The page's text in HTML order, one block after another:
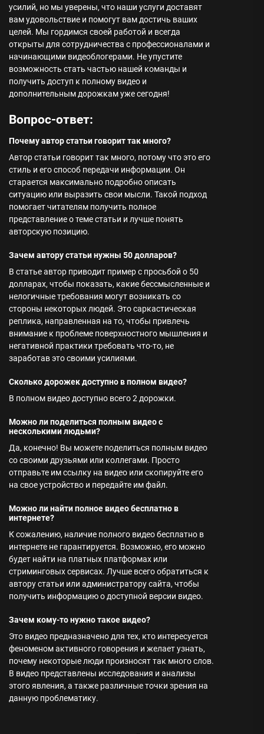
усилий, но мы уверены, что наши услуги доставят
вам удовольствие и помогут вам достичь ваших
целей. Мы гордимся своей работой и всегда
открыты для сотрудничества с профессионалами и
начинающими видеоблогерами. Не упустите
возможность стать частью нашей команды и
получить доступ к полному видео и
дополнительным дорожкам уже сегодня!
Вопрос-ответ:
Почему автор статьи говорит так много?
Автор статьи говорит так много, потому что это его
стиль и его способ передачи информации. Он
старается максимально подробно описать
ситуацию или выразить свои мысли. Такой подход
помогает читателям получить полное
представление о теме статьи и лучше понять
авторскую позицию.
Зачем автору статьи нужны 50 долларов?
В статье автор приводит пример с просьбой о 50
долларах, чтобы показать, какие бессмысленные и
нелогичные требования могут возникать со
стороны некоторых людей. Это саркастическая
реплика, направленная на то, чтобы привлечь
внимание к проблеме поверхностного мышления и
негативной практики требовать что-то, не
заработав это своими усилиями.
Сколько дорожек доступно в полном видео?
В полном видео доступно всего 2 дорожки.
Можно ли поделиться полным видео с
несколькими людьми?
Да, конечно! Вы можете поделиться полным видео
со своими друзьями или коллегами. Просто
отправьте им ссылку на видео или скопируйте его
на свое устройство и передайте им файл.
Можно ли найти полное видео бесплатно в
интернете?
К сожалению, наличие полного видео бесплатно в
интернете не гарантируется. Возможно, его можно
будет найти на платных платформах или
стриминговых сервисах. Лучше всего обратиться к
автору статьи или администратору сайта, чтобы
получить информацию о доступной версии видео.
Зачем кому-то нужно такое видео?
Это видео предназначено для тех, кто интересуется
феноменом активного говорения и желает узнать,
почему некоторые люди произносят так много слов.
В видео представлены исследования и анализы
этого явления, а также различные точки зрения на
данную проблематику.